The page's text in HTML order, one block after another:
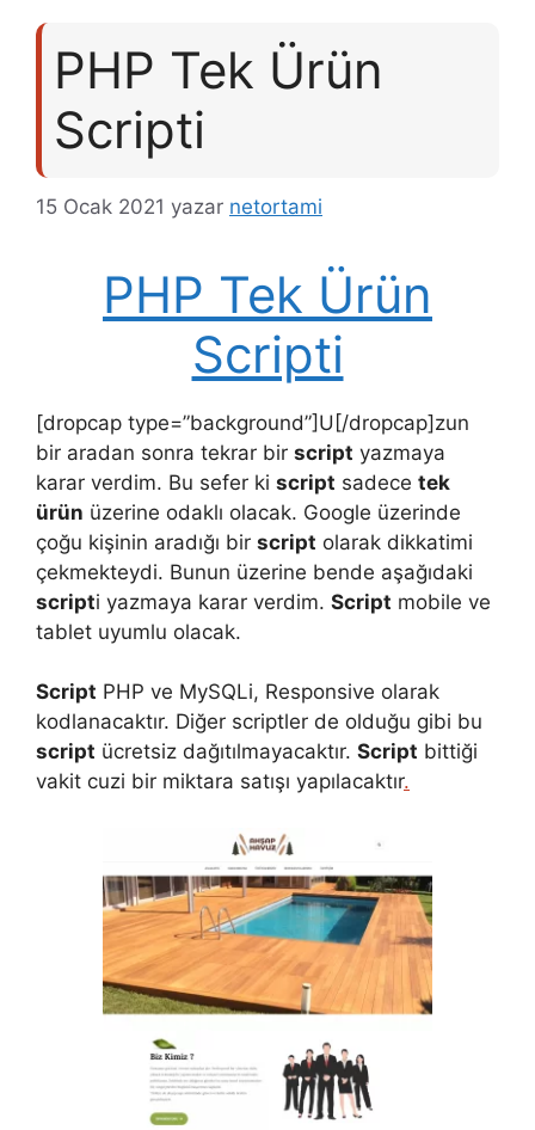
PHP Tek Ürün
Scripti
15 Ocak 2021 yazar netortami
PHP Tek Ürün
Scripti
[dropcap type=”background”]U[/dropcap]zun
bir aradan sonra tekrar bir script yazmaya
karar verdim. Bu sefer ki script sadece tek
ürün üzerine odaklı olacak. Google üzerinde
çoğu kişinin aradığı bir script olarak dikkatimi
çekmekteydi. Bunun üzerine bende aşağıdaki
scripti yazmaya karar verdim. Script mobile ve
tablet uyumlu olacak.
Script PHP ve MySQLi, Responsive olarak
kodlanacaktır. Diğer scriptler de olduğu gibi bu
script ücretsiz dağıtılmayacaktır. Script bittiği
vakit cuzi bir miktara satışı yapılacaktır.